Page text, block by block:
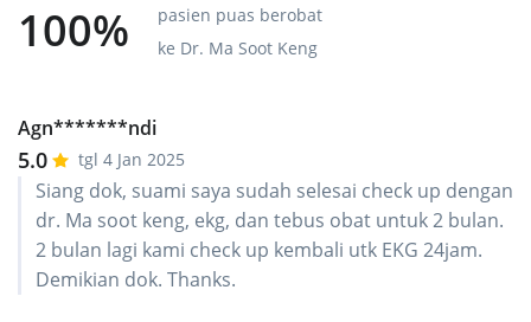
100%
pasien puas berobat
ke Dr. Ma Soot Keng
Agn*******ndi
5.0 tgl 4 Jan 2025
Siang dok, suami saya sudah selesai check up dengan
dr. Ma soot keng, ekg, dan tebus obat untuk 2 bulan.
2 bulan lagi kami check up kembali utk EKG 24jam.
Demikian dok. Thanks.